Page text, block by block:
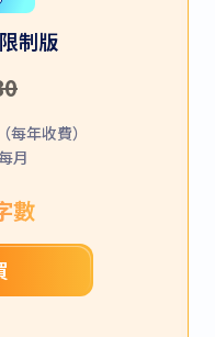
制版
（每年收費）
月
數